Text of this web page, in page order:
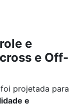
e
e Off-
foi projetada para
e